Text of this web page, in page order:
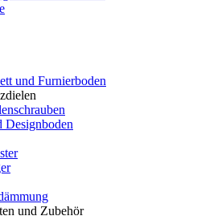
und Furnierboden
und Zubehör